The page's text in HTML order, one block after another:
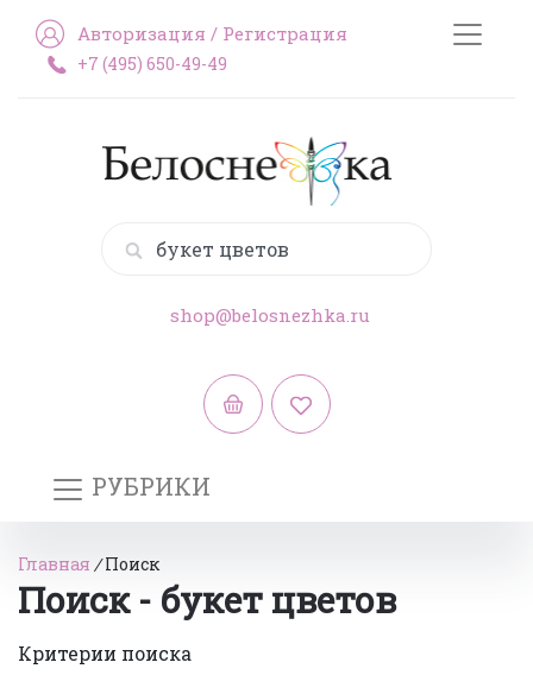
Авторизация / Регистрация
+7 (495) 650-49-49
shop@belosnezhka.ru
РУБРИКИ
Главная /Поиск
Поиск - букет цветов
Критерии поиска